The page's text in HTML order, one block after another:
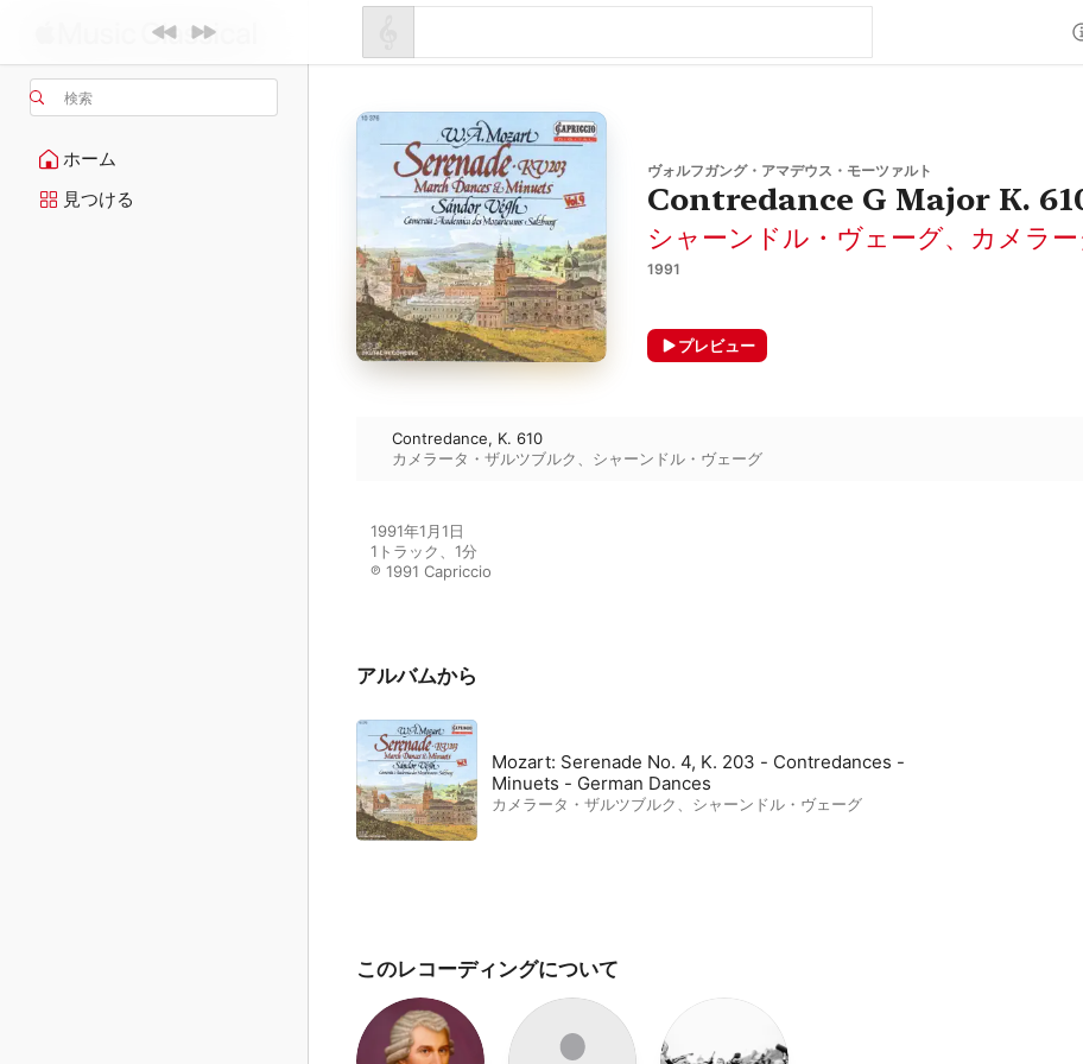
検索
ホーム
見つける
ヴォルフガング・アマデウス・モーツァルト
Contredance G Major K.
シャーンドル・ヴェーグ、 カメラ
1991
プレビュー
Contredance, K. 610
カメラータ・ザルツブルク
シャーンドル・ヴェーグ
1991年1月1日
1トラック、1分
℗ 1991 Capriccio
アルバムから
Mozart: Serenade No. 4, K. 203 - Contredances -
Minuets - German Dances
カメラータ・ザルツブルク シャーンドル・ヴェーグ
このレコーディングについて